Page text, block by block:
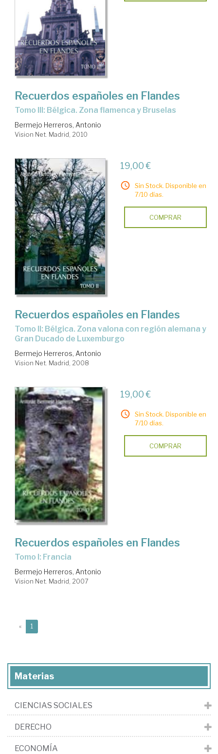
Recuerdos españoles en Flandes
Tomo III: Bélgica. Zona flamenca y Bruselas
Bermejo Herreros, Antonio
Vision Net. Madrid, 2010
19,00 €
Sin Stock. Disponible en
7/10 días.
COMPRAR
Recuerdos españoles en Flandes
Tomo II: Bélgica. Zona valona con región alemana y
Gran Ducado de Luxemburgo
Bermejo Herreros, Antonio
Vision Net. Madrid, 2008
19,00 €
Sin Stock. Disponible en
7/10 días.
COMPRAR
Recuerdos españoles en Flandes
Tomo I: Francia
Bermejo Herreros, Antonio
Vision Net. Madrid, 2007
« 1
Materias
CIENCIAS SOCIALES
DERECHO
ECONOMÍA